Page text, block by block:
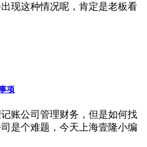
现这种情况呢，肯定是老板看
项
账公司管理财务，但是如何找
是个难题，今天上海壹隆小编